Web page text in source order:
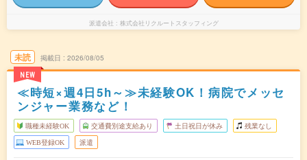
派遣会社 株式会社リクルートスタッフィング
未読
NEW
掲載日 2026/08/05
≪時短×週4日5h～≫未経験OK！病院でメッセ
ンジャー業務など！
職種未経験OK 交通費別途支給あり 土日祝日が休み 残業なし
WEB登録OK 派遣